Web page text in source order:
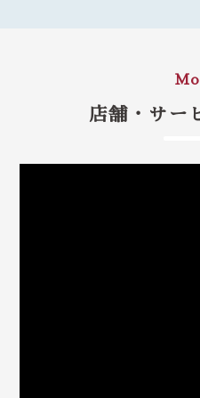
店舗・サー